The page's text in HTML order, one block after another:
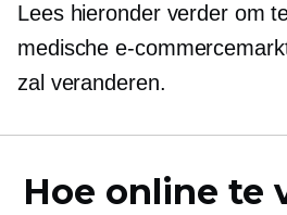
Lees hieronder verder om
medische e-
zal veranderen.
Hoe online te